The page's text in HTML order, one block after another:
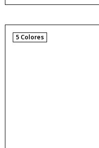
5 Colores